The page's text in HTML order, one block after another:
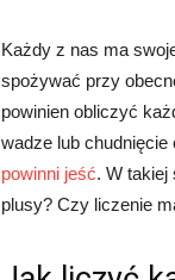
Każdy z nas ma
spożywać przy
powinien obliczyć
wadze lub
powinni jeść. W takiej
plusy? Czy liczenie